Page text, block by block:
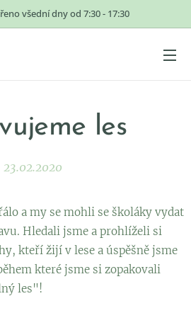
všední dny od 7:30 - 17:30
les
23.02.2020
a my se mohli se školáky vydat
Hledali jsme a prohlíželi si
kteří žijí v lese a úspěšně jsme
které jsme si zopakovali
les"!